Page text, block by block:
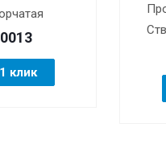
клик